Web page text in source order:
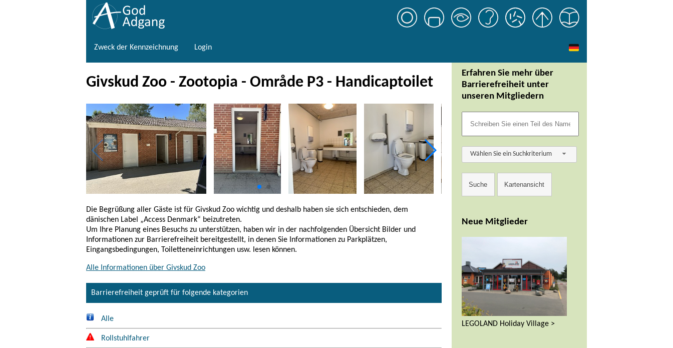
Zweck der Kennzeichnung Login
Givskud Zoo - Zootopia - Område P3 - Handicaptoilet
Die Begrüßung aller Gäste ist für Givskud Zoo wichtig und deshalb haben sie sich entschieden, dem
dänischen Label „Access Denmark“ beizutreten.
Um Ihre Planung eines Besuchs zu unterstützen, haben wir in der nachfolgenden Übersicht Bilder und
Informationen zur Barrierefreiheit bereitgestellt, in denen Sie Informationen zu Parkplätzen,
Eingangsbedingungen, Toiletteneinrichtungen usw. lesen können.
Alle Informationen über Givskud Zoo
Barrierefreiheit geprüft für folgende kategorien
Alle
Rollstuhlfahrer
Erfahren Sie mehr über
Barrierefreiheit unter
unseren Mitgliedern
Wählen Sie ein Suchkriterium
Neue Mitglieder
LEGOLAND Holiday Village >